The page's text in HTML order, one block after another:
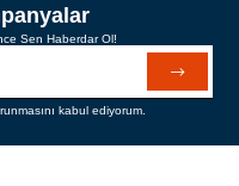
Sen Haberdar Ol!
kabul ediyorum.